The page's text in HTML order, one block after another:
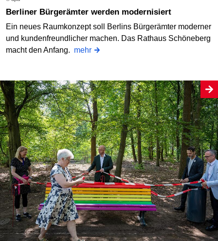
Berliner Bürgerämter werden modernisiert
Ein neues Raumkonzept soll Berlins Bürgerämter moderner
und kundenfreundlicher machen. Das Rathaus Schöneberg
macht den Anfang. mehr